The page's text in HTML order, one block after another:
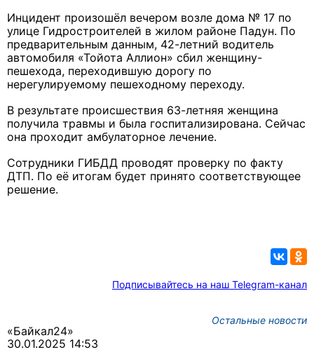
Инцидент произошёл вечером возле дома № 17 по
улице Гидростроителей в жилом районе Падун. По
предварительным данным, 42-летний водитель
автомобиля «Тойота Аллион» сбил женщину-
пешехода, переходившую дорогу по
нерегулируемому пешеходному переходу.
В результате происшествия 63-летняя женщина
получила травмы и была госпитализирована. Сейчас
она проходит амбулаторное лечение.
Сотрудники ГИБДД проводят проверку по факту
ДТП. По её итогам будет принято соответствующее
решение.
Подписывайтесь на наш Telegram-канал
Остальные новости
«Байкал24»
30.01.2025 14:53